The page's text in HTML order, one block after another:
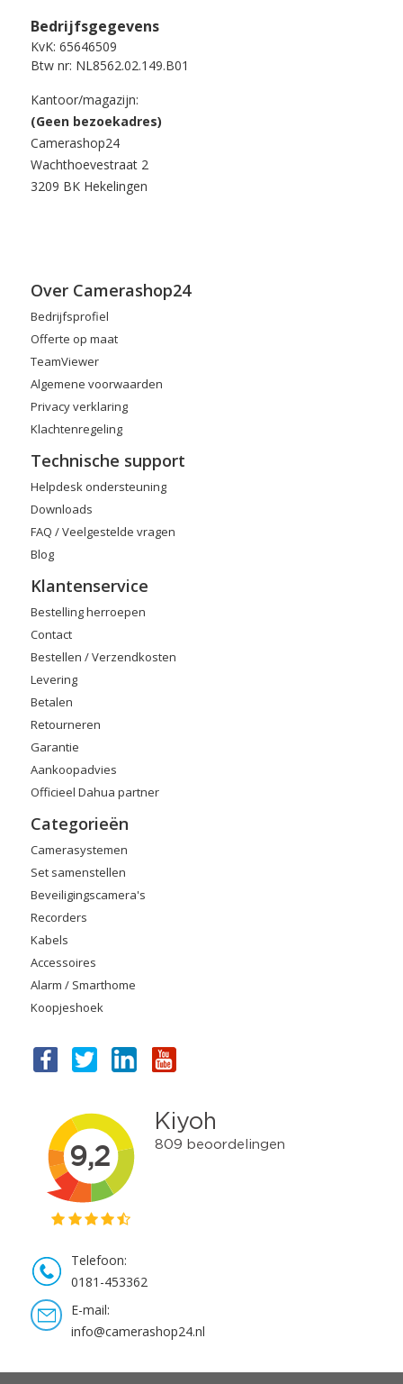
Bedrijfsgegevens
KvK: 65646509
Btw nr: NL8562.02.149.B01
Kantoor/magazijn:
(Geen bezoekadres)
Camerashop24
Wachthoevestraat 2
3209 BK Hekelingen
Over Camerashop24
Bedrijfsprofiel
Offerte op maat
TeamViewer
Algemene voorwaarden
Privacy verklaring
Klachtenregeling
Technische support
Helpdesk ondersteuning
Downloads
FAQ / Veelgestelde vragen
Blog
Klantenservice
Bestelling herroepen
Contact
Bestellen / Verzendkosten
Levering
Betalen
Retourneren
Garantie
Aankoopadvies
Officieel Dahua partner
Categorieën
Camerasystemen
Set samenstellen
Beveiligingscamera's
Recorders
Kabels
Accessoires
Alarm / Smarthome
Koopjeshoek
Telefoon:
0181-453362
E-mail:
info@camerashop24.nl